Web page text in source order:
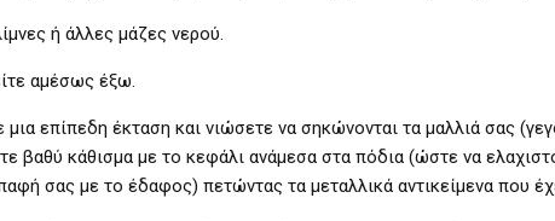
ή άλλες μάζες νερού.
αμέσως έξω.
έκταση και νιώσετε να σηκώνονται τα μαλλιά σας
βαθύ κάθισμα με το κεφάλι ανάμεσα στα πόδια (ώστε να
σας με το έδαφος) πετώντας τα μεταλλικά αντικείμενα που